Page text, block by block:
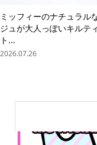
ミッフィーのナチュラル
ジュが大人っぽいキルテ
ト...
2026.07.26